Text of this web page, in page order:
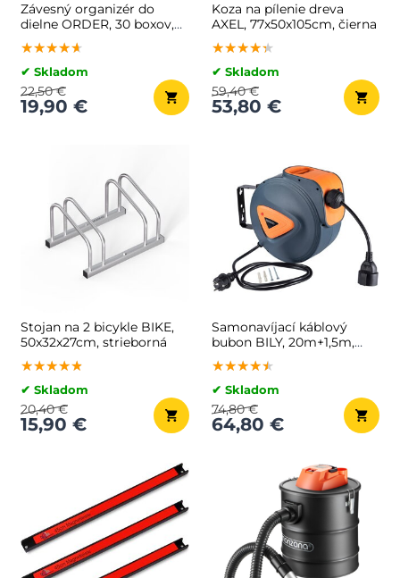
Závesný organizér do
dielne ORDER, 30 boxov,
64x2x38cm, červená/
čierna
★★★★★
★★★★★
★★★★★
✔ Skladom
19,90 €
22,50 €
Koza na pílenie dreva
AXEL, 77x50x105cm, čierna
★★★★★
★★★★★
★★★★★
✔ Skladom
53,80 €
59,40 €
Stojan na 2 bicykle BIKE,
50x32x27cm, strieborná
★★★★★
★★★★★
★★★★★
✔ Skladom
15,90 €
20,40 €
Samonavíjací káblový
bubon BILY, 20m+1,5m,
šedá/oranžová
★★★★★
★★★★★
★★★★★
✔ Skladom
64,80 €
74,80 €